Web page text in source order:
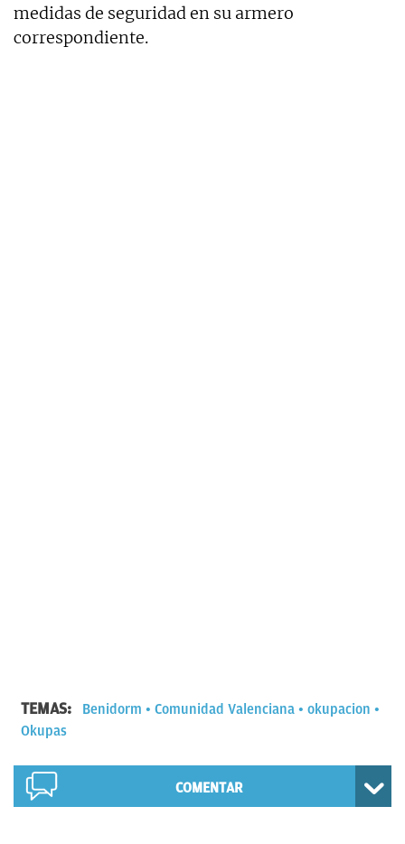
medidas de seguridad en su armero
correspondiente.
TEMAS: Benidorm Comunidad Valenciana
okupacion
Okupas
COMENTAR